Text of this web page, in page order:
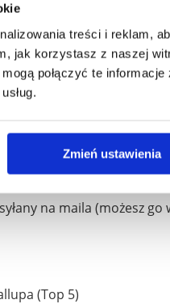
treści i reklam,
jak korzystasz z naszej
połączyć te
Zmień ustawienia
tworzą unikalny sposób
lub żyją z Tobą
Ci przewagę
w konflikt i co z tym
nieświadomie
ale konkretnie pod
wyniku
na maila (możesz
(Top 5)